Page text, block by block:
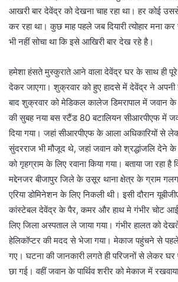
आखरी बार देवेंद्र को देखना चाह रहा था। हर कोई
कर रहा था। कुछ माह पहले जब दियारी त्योहार मना
भी नहीं सोचा था कि इसे आखिरी बार देख रहे है।
हमेशा हंसते मुस्कुराते आने वाला देवेंद्र घर के साथ ही
देकर जाएगा। शुक्रवार को हुए हादसे में देवेंद्र ने अपनी
बाद शुक्रवार को मेडिकल कालेज डिमरापाल में जवान के
की सुबह नया बस स्टैंड 80 बटालियन सीआरपीएफ में
दिया गया। जहां सीआरपीएफ के आला अधिकारियों से
सुंदरराज भी मौजूद थे, जहां जवान को श्रद्धांजलि देने के
को गृहग्राम के लिए रवाना किया गया। बताया जा रहा
मद्देनजर बीजापुर जिले के उसूर थाना क्षेत्र के ग्राम
एरिया डोमिनेशन के लिए निकली थी। इसी दौरान
कांस्टेबल देवेंद्र के पैर, कमर और हाथ मे गंभीर चोट
लिए जिला अस्पताल ले जाया गया। गंभीर हालत को
हेलिकॉप्टर की मदद से भेजा गया। मेकाज पहुंचने से पहले
गए। घटना की जानकारी लगते ही परिजनों से लेकर घर
छा गई। वहीं जवान के पार्थिव शरीर को मेकाज में